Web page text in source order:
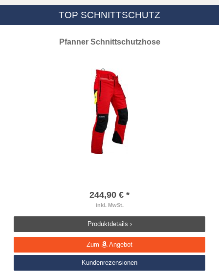
TOP SCHNITTSCHUTZ
Pfanner Schnittschutzhose
244,90 € *
inkl. MwSt.
Produktdetails ›
Zum Angebot
Kundenrezensionen